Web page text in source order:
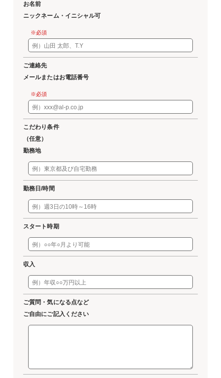
お名前
ニックネーム・イニシャル可
※必須
ご連絡先
メールまたはお電話番号
※必須
こだわり条件
（任意）
勤務地
勤務日/時間
スタート時期
収入
ご質問・気になる点など
ご自由にご記入ください